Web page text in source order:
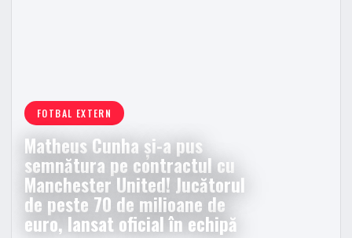
FOTBAL EXTERN
Matheus Cunha și-a pus
semnătura pe contractul cu
Manchester United! Jucătorul
de peste 70 de milioane de
euro, lansat oficial în echipă